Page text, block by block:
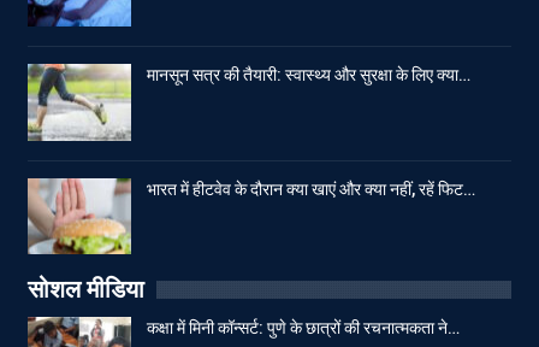
मानसून सत्र की तैयारी: स्वास्थ्य और सुरक्षा के लिए क्या…
भारत में हीटवेव के दौरान क्या खाएं और क्या नहीं, रहें फिट…
सोशल मीडिया
कक्षा में मिनी कॉन्सर्ट: पुणे के छात्रों की रचनात्मकता ने…